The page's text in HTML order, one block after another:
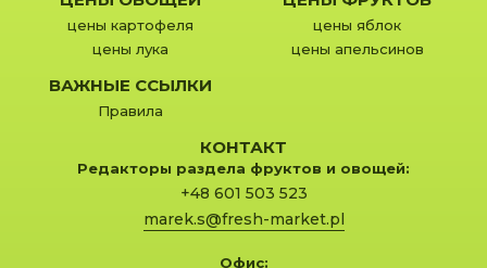
цены картофеля
цены лука
цены яблок
цены апельсинов
ВАЖНЫЕ ССЫЛКИ
Правила
КОНТАКТ
Редакторы раздела фруктов и овощей:
+48 601 503 523
marek.s@fresh-market.pl
Офис: